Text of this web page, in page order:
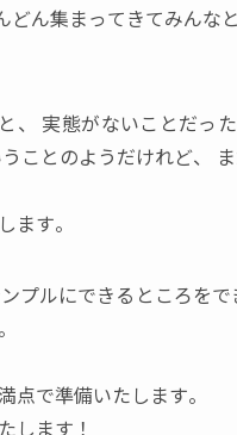
ん集まってきてみんな
、 実態がないことだっ
ことのようだけれど、
ます。
プルにできるところを
点で準備いたします。
します！